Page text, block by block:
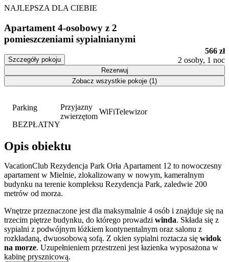
Parking
BEZPŁATNY
Przyjazny
zwierzętom
WiFiTelewizor
Opis obiektu
VacationClub Rezydencja Park Orła Apartament 12 to nowoczesny
apartament w Mielnie, zlokalizowany w nowym, kameralnym
budynku na terenie kompleksu Rezydencja Park, zaledwie 200
metrów od morza.
Wnętrze przeznaczone jest dla maksymalnie 4 osób i znajduje się na
trzecim piętrze budynku, do którego prowadzi winda. Składa się z
sypialni z podwójnym łóżkiem kontynentalnym oraz salonu z
rozkładaną, dwuosobową sofą. Z okien sypialni roztacza się widok
na morze. Uzupełnieniem przestrzeni jest łazienka wyposażona w
kabinę prysznicową.
NAJLEPSZA DLA CIEBIE
Apartament 4-osobowy z 2
pomieszczeniami sypialnianymi
Szczegóły pokoju
566 zł
2 osoby, 1 noc
Rezerwuj
Zobacz wszystkie pokoje (1)